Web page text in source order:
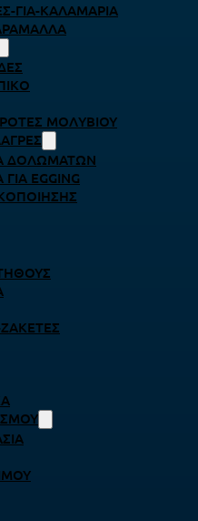
ΓΙΑ-ΚΑΛΑΜΆΡΙΑ
ΜΟΛΥΒΙΟΎ
ΔΟΛΩΜΆΤΩΝ
EGGING